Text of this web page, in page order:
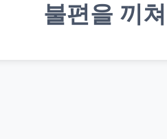
불편을 끼